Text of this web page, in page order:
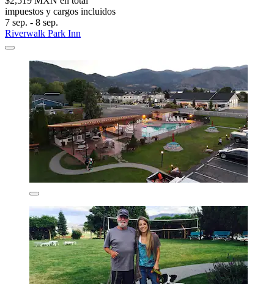
impuestos y cargos incluidos
7 sep. - 8 sep.
Riverwalk Park Inn